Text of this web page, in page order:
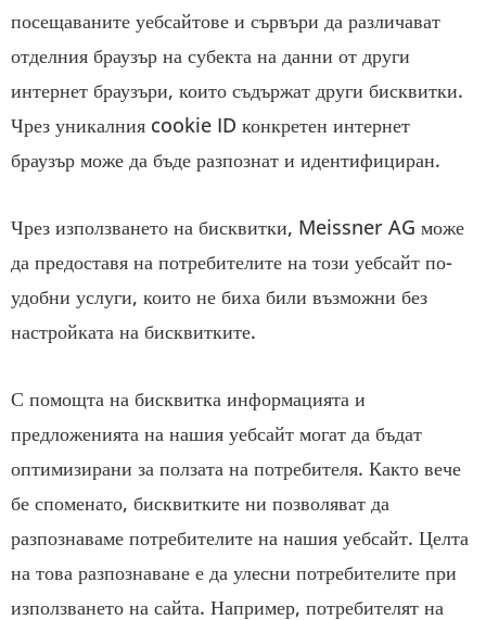
посещаваните уебсайтове и сървъри да различават
отделния браузър на субекта на данни от други
интернет браузъри, които съдържат други бисквитки.
Чрез уникалния cookie ID конкретен интернет
браузър може да бъде разпознат и идентифициран.
Чрез използването на бисквитки, Meissner AG може
да предоставя на потребителите на този уебсайт по-
удобни услуги, които не биха били възможни без
настройката на бисквитките.
С помощта на бисквитка информацията и
предложенията на нашия уебсайт могат да бъдат
оптимизирани за ползата на потребителя. Както вече
бе споменато, бисквитките ни позволяват да
разпознаваме потребителите на нашия уебсайт. Целта
на това разпознаване е да улесни потребителите при
използването на сайта. Например, потребителят на